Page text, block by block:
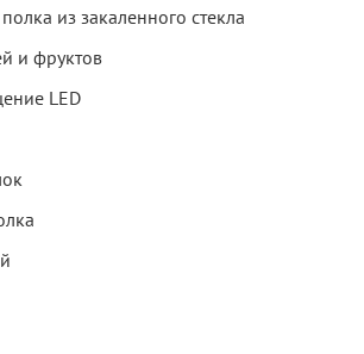
из закаленного стекла
и фруктов
LED